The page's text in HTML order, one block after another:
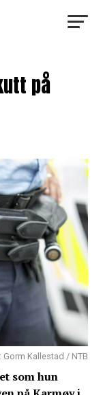
på
Gorm Kallestad / NTB
som hun